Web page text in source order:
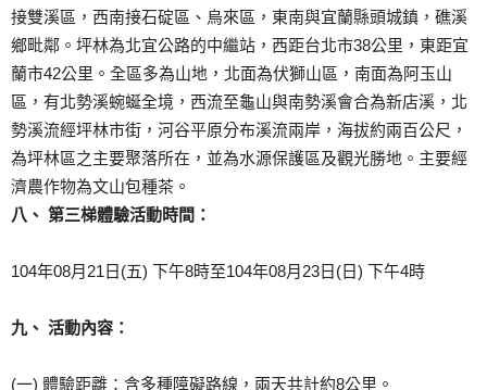
接雙溪區，西南接石碇區、烏來區，東南與宜蘭縣頭城鎮，礁溪
鄉毗鄰。坪林為北宜公路的中繼站，西距台北市38公里，東距宜
蘭市42公里。全區多為山地，北面為伏獅山區，南面為阿玉山
區，有北勢溪蜿蜒全境，西流至龜山與南勢溪會合為新店溪，北
勢溪流經坪林市街，河谷平原分布溪流兩岸，海拔約兩百公尺，
為坪林區之主要聚落所在，並為水源保護區及觀光勝地。主要經
濟農作物為文山包種茶。
八、 第三梯體驗活動時間：
104年08月21日(五) 下午8時至104年08月23日(日) 下午4時
九、 活動內容：
(一) 體驗距離：含多種障礙路線，兩天共計約8公里。